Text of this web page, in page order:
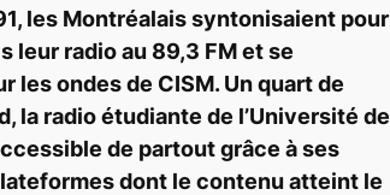
les Montréalais syntonisaient pour
leur radio au 89,3 FM et se
les ondes de CISM. Un quart de
la radio étudiante de l’Université de
de partout grâce à ses
dont le contenu atteint le